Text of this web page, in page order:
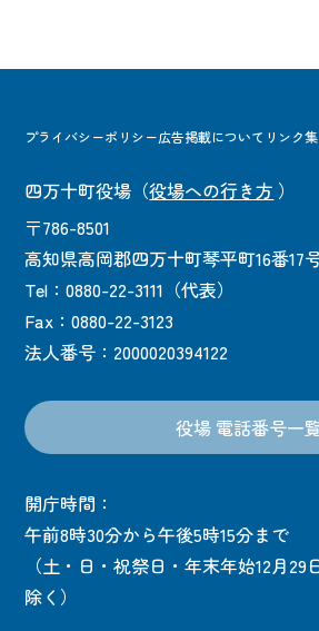
プライバシーポリシー広告掲載について リンク集
四万十町役場 （役場への行き方 ）
〒786-8501
高知県高岡郡四万十町琴平町16番17
Tel：0880-22-3111（代表）
Fax：0880-22-3123
法人番号：2000020394122
役場 電話番号一
開庁時間：
午前8時30分から午後5時15分まで
（土・日・祝祭日・年末年始12月29
除く）